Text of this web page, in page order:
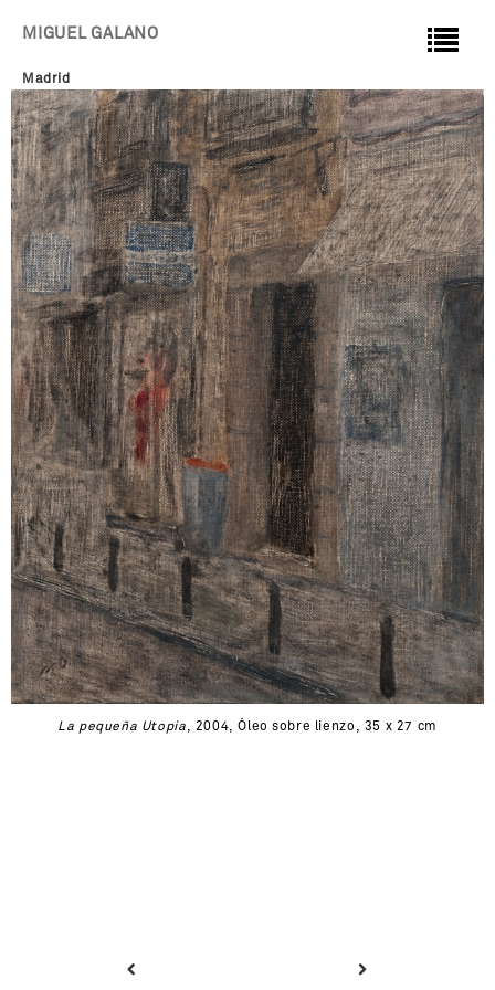
MIGUEL GALANO
Madrid
La pequeña Utopia, 2004, Óleo sobre lienzo, 35 x 27 cm